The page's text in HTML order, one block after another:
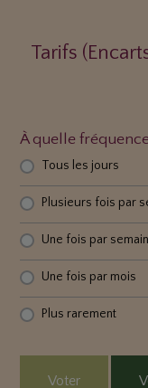
Tarifs
À quelle
Tous les jours
Plusieurs fois par
Une fois par
Une fois par mois
Plus rarement
Voter